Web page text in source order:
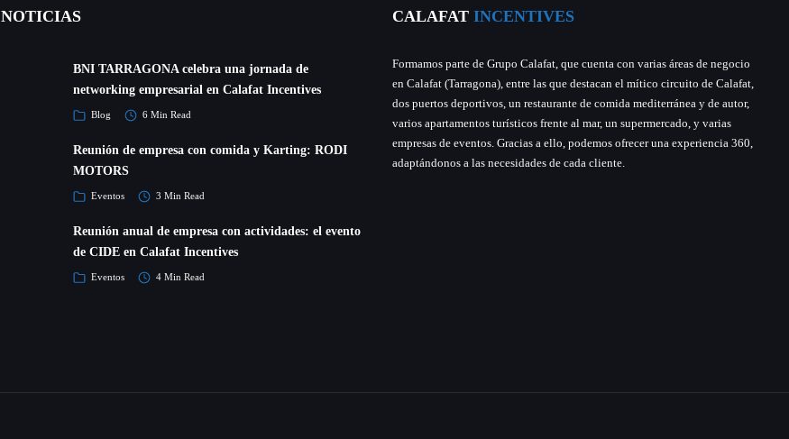
NOTICIAS
BNI TARRAGONA celebra una jornada de
networking empresarial en Calafat Incentives
Blog 6 Min Read
Reunión de empresa con comida y Karting: RODI
MOTORS
Eventos 3 Min Read
Reunión anual de empresa con actividades: el evento
de CIDE en Calafat Incentives
Eventos 4 Min Read
CALAFAT INCENTIVES
Formamos parte de Grupo Calafat, que cuenta con varias áreas de negocio
en Calafat (Tarragona), entre las que destacan el mítico circuito de Calafat,
dos puertos deportivos, un restaurante de comida mediterránea y de autor,
varios apartamentos turísticos frente al mar, un supermercado, y varias
empresas de eventos. Gracias a ello, podemos ofrecer una experiencia 360,
adaptándonos a las necesidades de cada cliente.